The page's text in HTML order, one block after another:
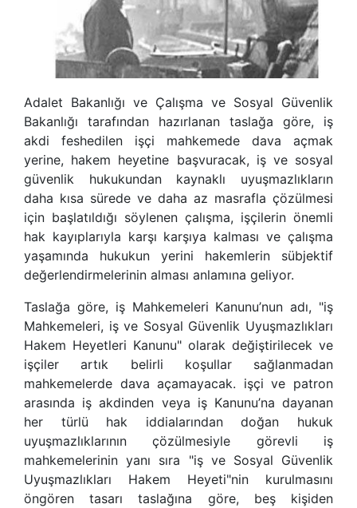
Adalet Bakanlığı ve Çalışma ve Sosyal Güvenlik
Bakanlığı tarafından hazırlanan taslağa göre, iş
akdi feshedilen işçi mahkemede dava açmak
yerine, hakem heyetine başvuracak, iş ve sosyal
güvenlik hukukundan kaynaklı uyuşmazlıkların
daha kısa sürede ve daha az masrafla çözülmesi
için başlatıldığı söylenen çalışma, işçilerin önemli
hak kayıplarıyla karşı karşıya kalması ve çalışma
yaşamında hukukun yerini hakemlerin sübjektif
değerlendirmelerinin alması anlamına geliyor.
Taslağa göre, iş Mahkemeleri Kanunu’nun adı, "iş
Mahkemeleri, iş ve Sosyal Güvenlik Uyuşmazlıkları
Hakem Heyetleri Kanunu" olarak değiştirilecek ve
işçiler artık belirli koşullar sağlanmadan
mahkemelerde dava açamayacak. işçi ve patron
arasında iş akdinden veya iş Kanunu’na dayanan
her türlü hak iddialarından doğan hukuk
uyuşmazlıklarının çözülmesiyle görevli iş
mahkemelerinin yanı sıra "iş ve Sosyal Güvenlik
Uyuşmazlıkları Hakem Heyeti"nin kurulmasını
öngören tasarı taslağına göre, beş kişiden